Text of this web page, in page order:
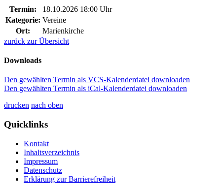
Termin:
18.10.2026 18:00 Uhr
Kategorie: Vereine
Ort:
Marienkirche
zurück zur Übersicht
Downloads
Den gewählten Termin als VCS-Kalenderdatei downloaden
Den gewählten Termin als iCal-Kalenderdatei downloaden
drucken nach oben
Quicklinks
Kontakt
Inhaltsverzeichnis
Impressum
Datenschutz
Erklärung zur Barrierefreiheit